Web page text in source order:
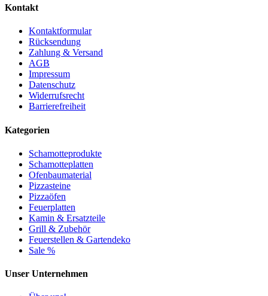
Kontakt
Kontaktformular
Rücksendung
Zahlung & Versand
AGB
Impressum
Datenschutz
Widerrufsrecht
Barrierefreiheit
Kategorien
Schamotteprodukte
Schamotteplatten
Ofenbaumaterial
Pizzasteine
Pizzaöfen
Feuerplatten
Kamin & Ersatzteile
Grill & Zubehör
Feuerstellen & Gartendeko
Sale %
Unser Unternehmen